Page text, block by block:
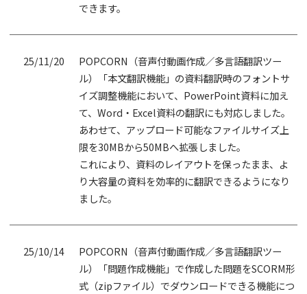
できます。
25/11/20
POPCORN（音声付動画作成／多言語翻訳ツー
ル）「本文翻訳機能」の資料翻訳時のフォントサ
イズ調整機能において、PowerPoint資料に加え
て、Word・Excel資料の翻訳にも対応しました。
あわせて、アップロード可能なファイルサイズ上
限を30MBから50MBへ拡張しました。
これにより、資料のレイアウトを保ったまま、よ
り大容量の資料を効率的に翻訳できるようになり
ました。
25/10/14
POPCORN（音声付動画作成／多言語翻訳ツー
ル）「問題作成機能」で作成した問題をSCORM形
式（zipファイル）でダウンロードできる機能につ